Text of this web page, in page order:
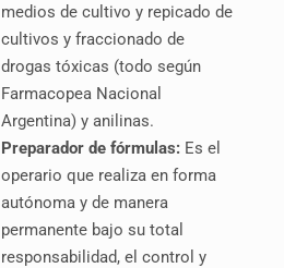
medios de cultivo y repicado de
cultivos y fraccionado de
drogas tóxicas (todo según
Farmacopea Nacional
Argentina) y anilinas.
Preparador de fórmulas:Es el
operario que realiza en forma
autónoma y de manera
permanente bajo su total
responsabilidad, el control y